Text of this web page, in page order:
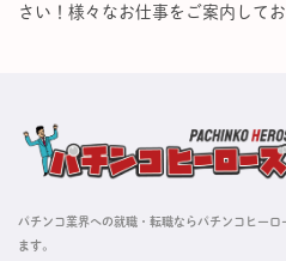
さい！様々なお仕事をご案内してお
パチンコ業界への就職・転職ならパチンコヒー
ます。